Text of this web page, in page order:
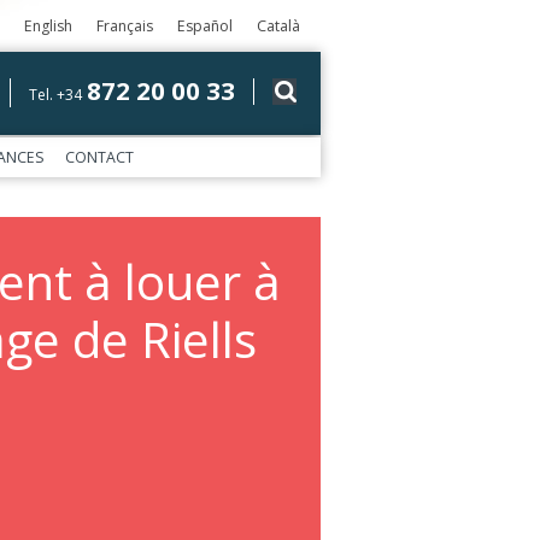
English Français Español Català
Tel. +34 872 20 00 33
CONTACT
à louer à
de Riells